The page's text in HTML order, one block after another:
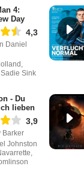
4:
Day
4,3
Daniel
Sink
- Du
lieben
3,9
Barker
Johnston